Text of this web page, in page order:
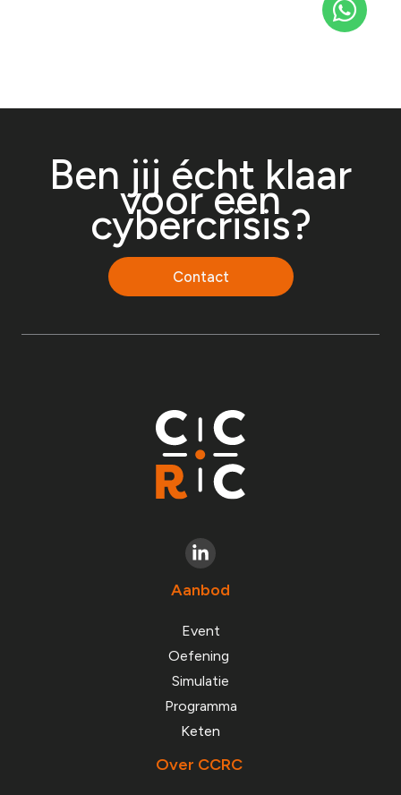
Ben jij écht klaar
voor een
cybercrisis?
Contact
Aanbod
Event
Oefening
Simulatie
Programma
Keten
Over CCRC